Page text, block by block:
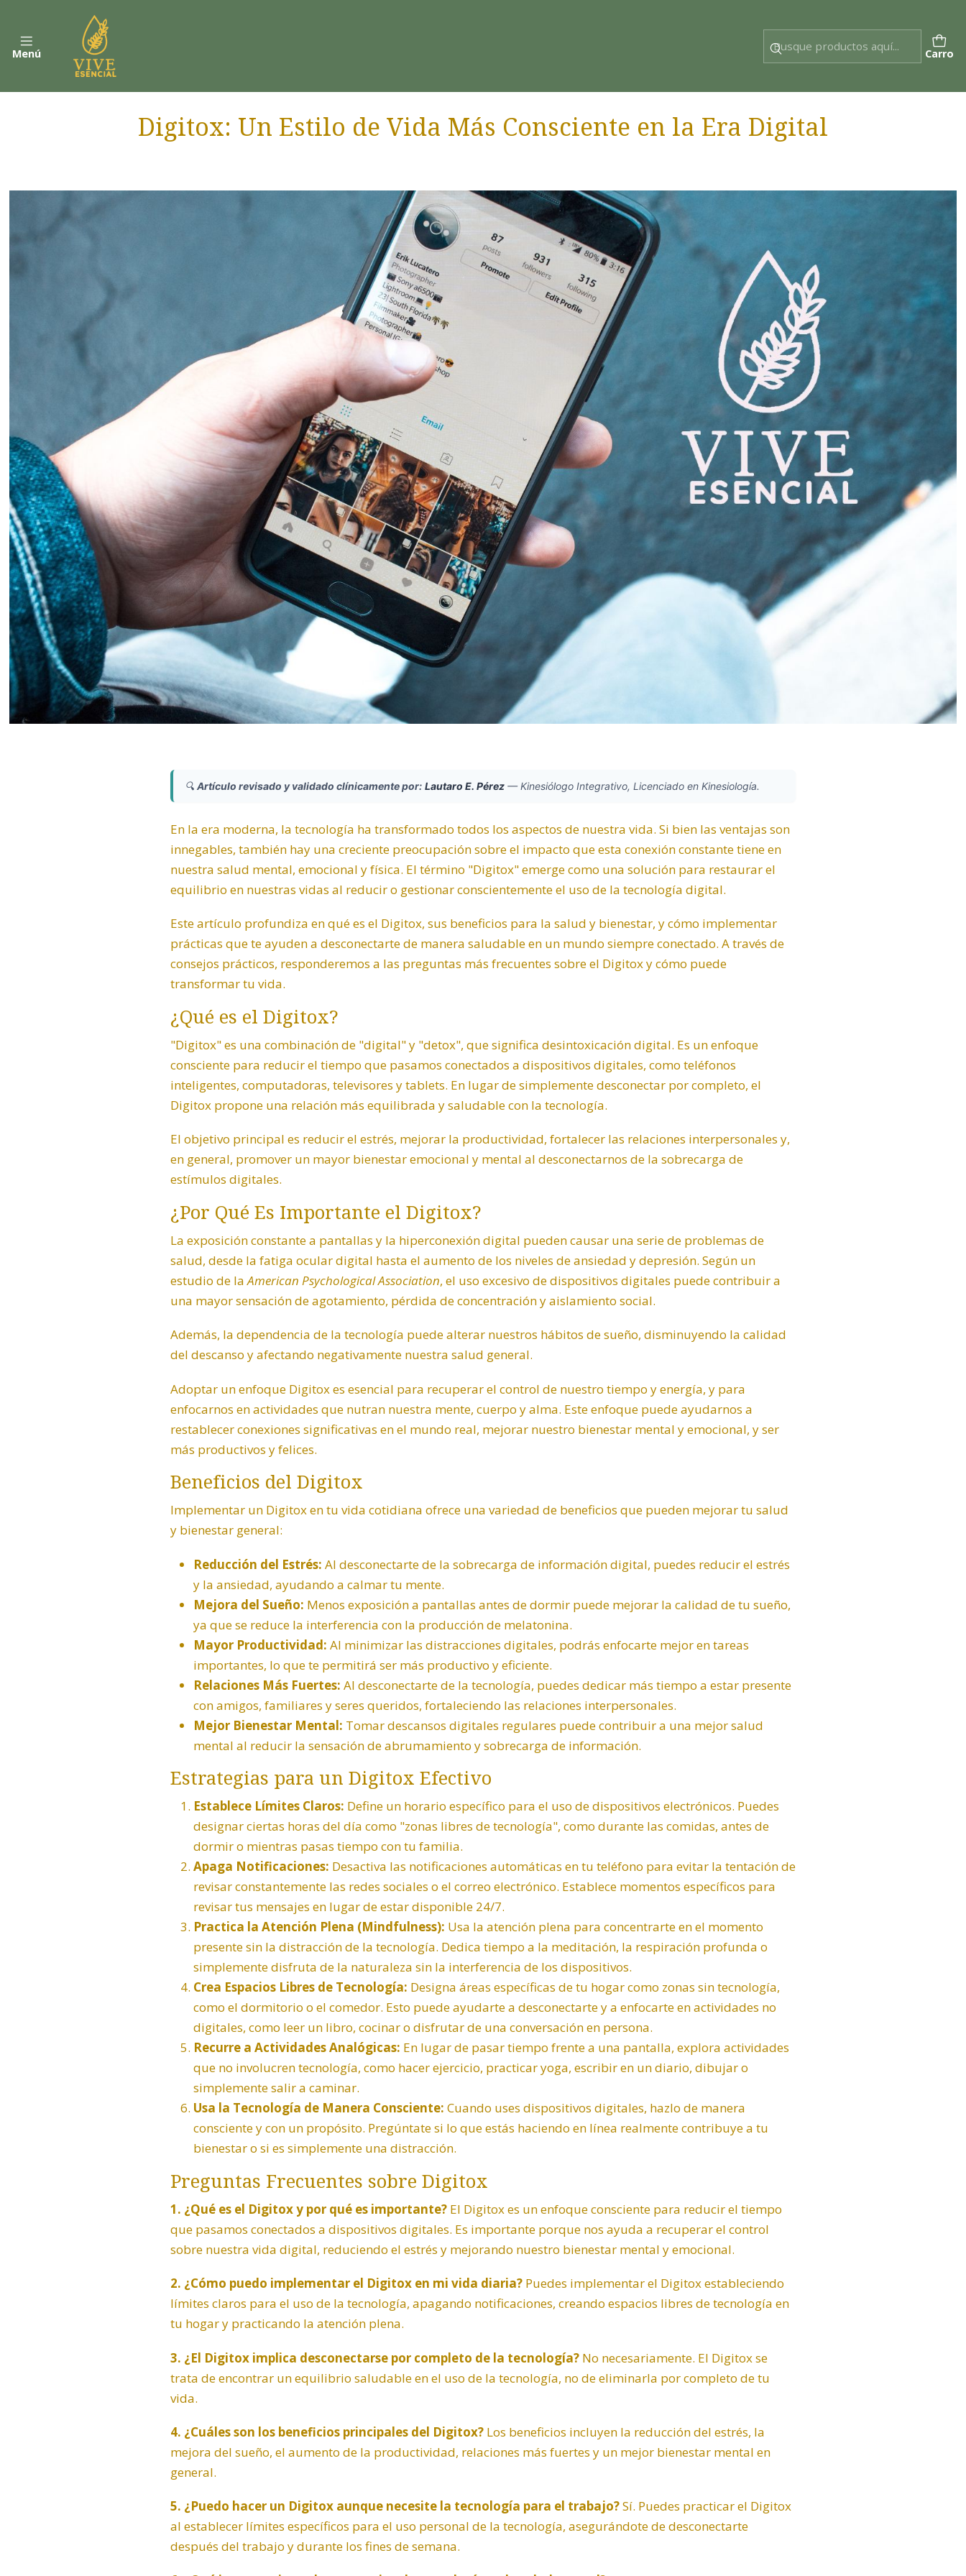
Menú Carro
Digitox: Un Estilo de Vida Más Consciente en la Era Digital
🔍 Artículo revisado y validado clínicamente por: Lautaro E. Pérez—Kinesiólogo Integrativo, Licenciado en Kinesiología.
En la era moderna, la tecnología ha transformado todos los aspectos de nuestra vida. Si bien las ventajas son
innegables, también hay una creciente preocupación sobre el impacto que esta conexión constante tiene en
nuestra salud mental, emocional y física. El término "Digitox" emerge como una solución para restaurar el
equilibrio en nuestras vidas al reducir o gestionar conscientemente el uso de la tecnología digital.
Este artículo profundiza en qué es el Digitox, sus beneficios para la salud y bienestar, y cómo implementar
prácticas que te ayuden a desconectarte de manera saludable en un mundo siempre conectado. A través de
consejos prácticos, responderemos a las preguntas más frecuentes sobre el Digitox y cómo puede
transformar tu vida.
¿Qué es el Digitox?
"Digitox" es una combinación de "digital" y "detox", que significa desintoxicación digital. Es un enfoque
consciente para reducir el tiempo que pasamos conectados a dispositivos digitales, como teléfonos
inteligentes, computadoras, televisores y tablets. En lugar de simplemente desconectar por completo, el
Digitox propone una relación más equilibrada y saludable con la tecnología.
El objetivo principal es reducir el estrés, mejorar la productividad, fortalecer las relaciones interpersonales y,
en general, promover un mayor bienestar emocional y mental al desconectarnos de la sobrecarga de
estímulos digitales.
¿Por Qué Es Importante el Digitox?
La exposición constante a pantallas y la hiperconexión digital pueden causar una serie de problemas de
salud, desde la fatiga ocular digital hasta el aumento de los niveles de ansiedad y depresión. Según un
estudio de laAmerican Psychological Association, el uso excesivo de dispositivos digitales puede contribuir a
una mayor sensación de agotamiento, pérdida de concentración y aislamiento social.
Además, la dependencia de la tecnología puede alterar nuestros hábitos de sueño, disminuyendo la calidad
del descanso y afectando negativamente nuestra salud general.
Adoptar un enfoque Digitox es esencial para recuperar el control de nuestro tiempo y energía, y para
enfocarnos en actividades que nutran nuestra mente, cuerpo y alma. Este enfoque puede ayudarnos a
restablecer conexiones significativas en el mundo real, mejorar nuestro bienestar mental y emocional, y ser
más productivos y felices.
Beneficios del Digitox
Implementar un Digitox en tu vida cotidiana ofrece una variedad de beneficios que pueden mejorar tu salud
y bienestar general:
Reducción del Estrés: Al desconectarte de la sobrecarga de información digital, puedes reducir el estrés
y la ansiedad, ayudando a calmar tu mente.
Mejora del Sueño: Menos exposición a pantallas antes de dormir puede mejorar la calidad de tu sueño,
ya que se reduce la interferencia con la producción de melatonina.
Mayor Productividad: Al minimizar las distracciones digitales, podrás enfocarte mejor en tareas
importantes, lo que te permitirá ser más productivo y eficiente.
Relaciones Más Fuertes: Al desconectarte de la tecnología, puedes dedicar más tiempo a estar presente
con amigos, familiares y seres queridos, fortaleciendo las relaciones interpersonales.
Mejor Bienestar Mental: Tomar descansos digitales regulares puede contribuir a una mejor salud
mental al reducir la sensación de abrumamiento y sobrecarga de información.
Estrategias para un Digitox Efectivo
Establece Límites Claros: Define un horario específico para el uso de dispositivos electrónicos. Puedes
designar ciertas horas del día como "zonas libres de tecnología", como durante las comidas, antes de
dormir o mientras pasas tiempo con tu familia.
Apaga Notificaciones: Desactiva las notificaciones automáticas en tu teléfono para evitar la tentación de
revisar constantemente las redes sociales o el correo electrónico. Establece momentos específicos para
revisar tus mensajes en lugar de estar disponible 24/7.
Practica la Atención Plena (Mindfulness): Usa la atención plena para concentrarte en el momento
presente sin la distracción de la tecnología. Dedica tiempo a la meditación, la respiración profunda o
simplemente disfruta de la naturaleza sin la interferencia de los dispositivos.
Crea Espacios Libres de Tecnología: Designa áreas específicas de tu hogar como zonas sin tecnología,
como el dormitorio o el comedor. Esto puede ayudarte a desconectarte y a enfocarte en actividades no
digitales, como leer un libro, cocinar o disfrutar de una conversación en persona.
Recurre a Actividades Analógicas: En lugar de pasar tiempo frente a una pantalla, explora actividades
que no involucren tecnología, como hacer ejercicio, practicar yoga, escribir en un diario, dibujar o
simplemente salir a caminar.
Usa la Tecnología de Manera Consciente: Cuando uses dispositivos digitales, hazlo de manera
consciente y con un propósito. Pregúntate si lo que estás haciendo en línea realmente contribuye a tu
bienestar o si es simplemente una distracción.
Preguntas Frecuentes sobre Digitox
1. ¿Qué es el Digitox y por qué es importante?El Digitox es un enfoque consciente para reducir el tiempo
que pasamos conectados a dispositivos digitales. Es importante porque nos ayuda a recuperar el control
sobre nuestra vida digital, reduciendo el estrés y mejorando nuestro bienestar mental y emocional.
2. ¿Cómo puedo implementar el Digitox en mi vida diaria?Puedes implementar el Digitox estableciendo
límites claros para el uso de la tecnología, apagando notificaciones, creando espacios libres de tecnología en
tu hogar y practicando la atención plena.
3. ¿El Digitox implica desconectarse por completo de la tecnología?No necesariamente. El Digitox se
trata de encontrar un equilibrio saludable en el uso de la tecnología, no de eliminarla por completo de tu
vida.
4. ¿Cuáles son los beneficios principales del Digitox?Los beneficios incluyen la reducción del estrés, la
mejora del sueño, el aumento de la productividad, relaciones más fuertes y un mejor bienestar mental en
general.
5. ¿Puedo hacer un Digitox aunque necesite la tecnología para el trabajo?Sí. Puedes practicar el Digitox
al establecer límites específicos para el uso personal de la tecnología, asegurándote de desconectarte
después del trabajo y durante los fines de semana.